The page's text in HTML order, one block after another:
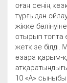
оған сенің
тұрғыдан
жікке
отырып топта
жеткізе
өзара қарым-
10 «А»